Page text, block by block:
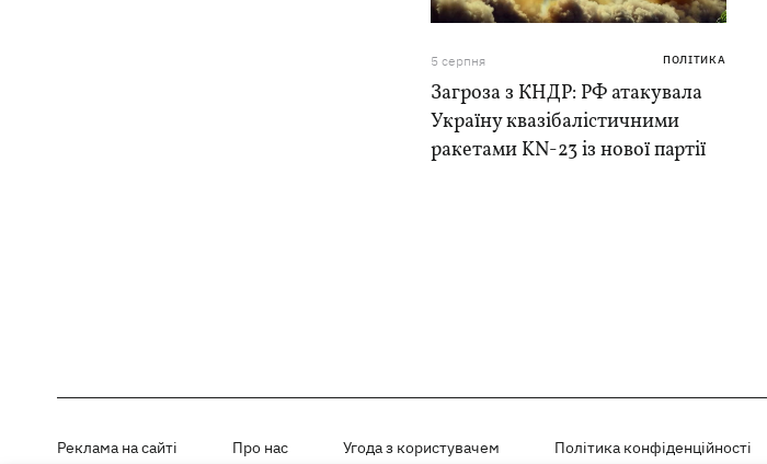
5 серпня ПОЛІТИКА
Загроза з КНДР: РФ атакувала
Україну квазібалістичними
ракетами KN-23 із нової партії
Реклама на сайті Про нас Угода з користувачем Політика конфіденційності